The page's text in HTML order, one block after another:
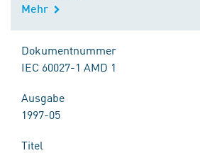
Mehr
Dokumentnummer
IEC 60027-1 AMD 1
Ausgabe
1997-05
Titel